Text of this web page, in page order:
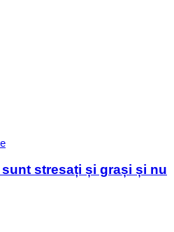
stresați și grași și nu